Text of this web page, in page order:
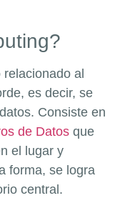
al
es decir, se
Consiste en
de Datos que
el lugar y
forma, se logra
central.